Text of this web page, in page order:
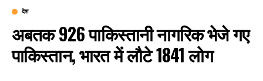
देश
अबतक 926 पाकिस्तानी नागरिक भेजे गए
पाकिस्तान, भारत में लौटे 1841 लोग